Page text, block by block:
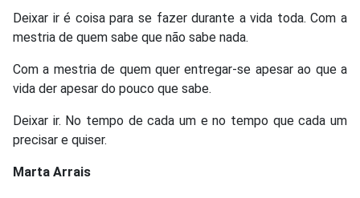
Deixar ir é coisa para se fazer durante a vida toda. Com a
mestria de quem sabe que não sabe nada.
Com a mestria de quem quer entregar-se apesar ao que a
vida der apesar do pouco que sabe.
Deixar ir. No tempo de cada um e no tempo que cada um
precisar e quiser.
Marta Arrais